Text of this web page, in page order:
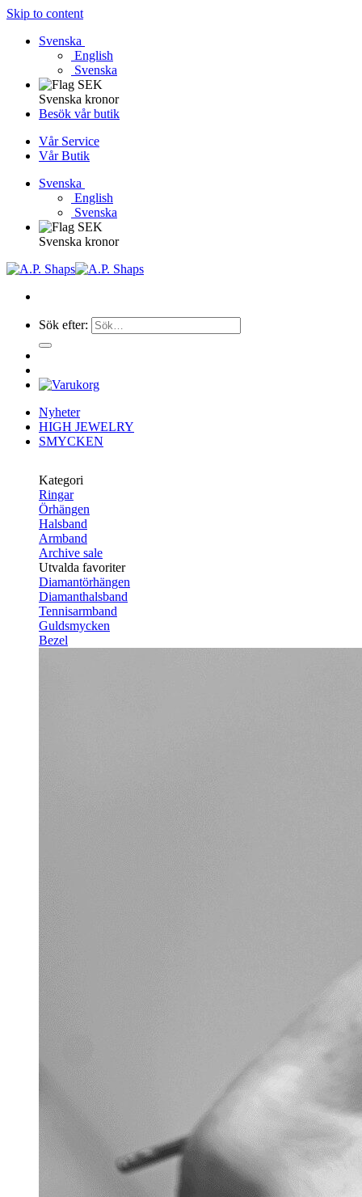
Skip to content
Svenska
English
Svenska
Svenska kronor
Besök vår butik
Vår Service
Vår Butik
Svenska
English
Svenska
Svenska kronor
Sök efter:
Nyheter
HIGH JEWELRY
SMYCKEN
Kategori
Ringar
Örhängen
Halsband
Armband
Archive sale
Utvalda favoriter
Diamantörhängen
Diamanthalsband
Tennisarmband
Guldsmycken
Bezel